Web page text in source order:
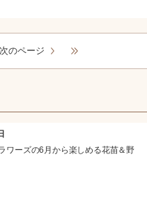
次のページ
ワーズの6月から楽しめる花苗＆野